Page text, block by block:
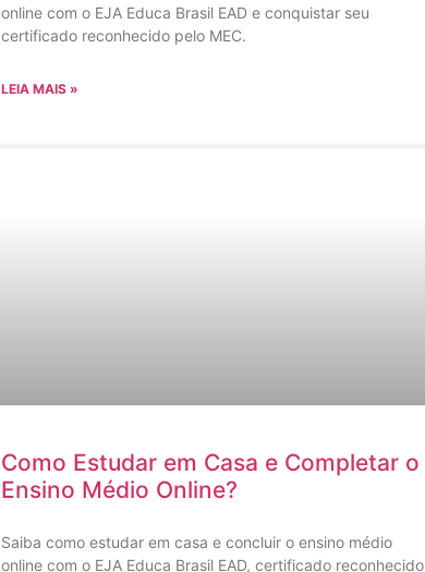
online com o EJA Educa Brasil EAD e conquistar seu
certificado reconhecido pelo MEC.
LEIA MAIS »
Como Estudar em Casa e Completar o
Ensino Médio Online?
Saiba como estudar em casa e concluir o ensino médio
online com o EJA Educa Brasil EAD, certificado reconhecido